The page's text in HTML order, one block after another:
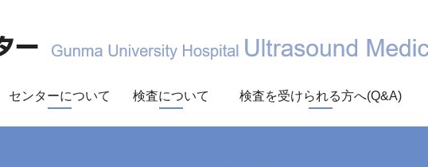
センターについて 検査について 検査を受けられる方へ(Q&A)